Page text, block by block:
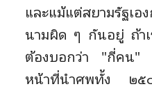
และแม้แต่สยามรัฐเ
นามผิด ๆ กันอยู่ ถ้า
ต้องบอกว่า "กี่คน"
หน้าที่นำศพทั้ง ๒๕